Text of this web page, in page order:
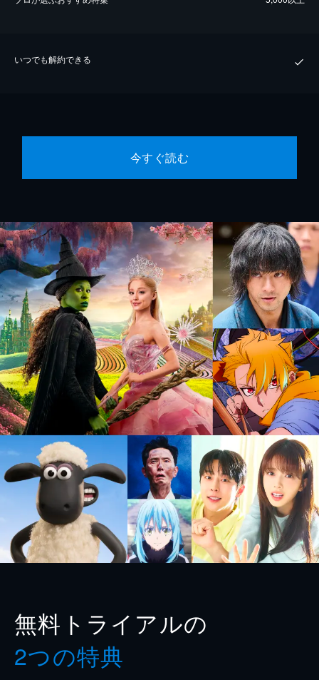
いつでも解約できる
今すぐ読む
無料トライアルの
2つの特典